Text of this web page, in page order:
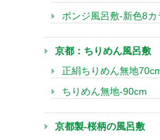
ポンジ風呂敷-新色8カ
京都：ちりめん風呂敷
正絹ちりめん無地
ちりめん無地-90cm
京都製-桜柄の風呂敷